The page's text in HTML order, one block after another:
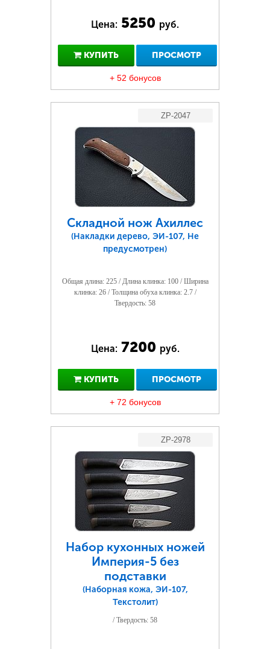
Цена: 5250 руб.
КУПИТЬ ПРОСМОТР
+ 52 бонусов
ZP-2047
Складной нож Ахиллес
(Накладки дерево, ЭИ-107, Не
предусмотрен)
Общая длина: 225 / Длина клинка: 100 / Ширина
клинка: 26 / Толщина обуха клинка: 2.7 /
Твердость: 58
Цена: 7200 руб.
КУПИТЬ ПРОСМОТР
+ 72 бонусов
ZP-2978
Набор кухонных ножей
Империя-5 без
подставки
(Наборная кожа, ЭИ-107,
Текстолит)
/ Твердость: 58